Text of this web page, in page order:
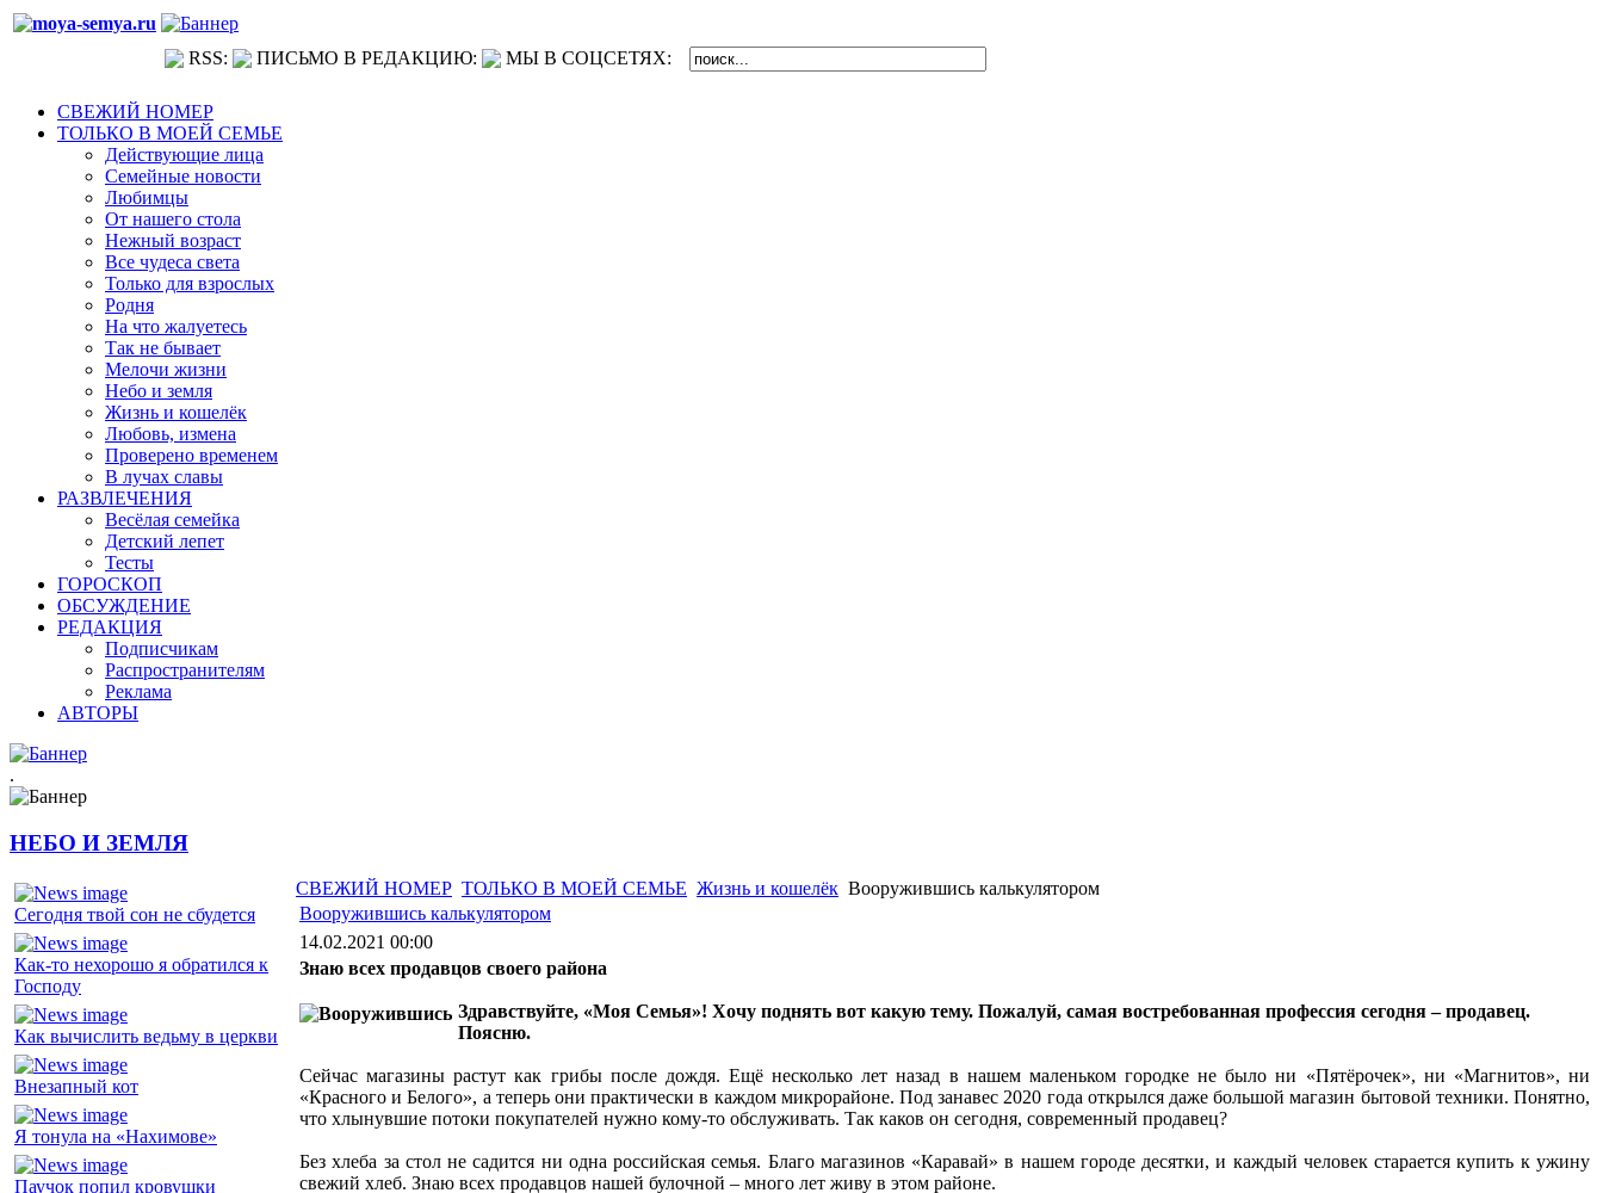
RSS: ПИСЬМО В РЕДАКЦИЮ: МЫ В СОЦСЕТЯХ:
СВЕЖИЙ НОМЕР
ТОЛЬКО В МОЕЙ СЕМЬЕ
Действующие лица
Семейные новости
Любимцы
От нашего стола
Нежный возраст
Все чудеса света
Только для взрослых
Родня
На что жалуетесь
Так не бывает
Мелочи жизни
Небо и земля
Жизнь и кошелёк
Любовь, измена
Проверено временем
В лучах славы
РАЗВЛЕЧЕНИЯ
Весёлая семейка
Детский лепет
Тесты
ГОРОСКОП
ОБСУЖДЕНИЕ
РЕДАКЦИЯ
Подписчикам
Распространителям
Реклама
АВТОРЫ
.
НЕБО И ЗЕМЛЯ
Сегодня твой сон не сбудется
Как-то нехорошо я обратился к
Господу
Как вычислить ведьму в церкви
Внезапный кот
Я тонула на «Нахимове»
Паучок попил кровушки
СВЕЖИЙ НОМЕР ТОЛЬКО В МОЕЙ СЕМЬЕ Жизнь и кошелёк Вооружившись калькулятором
Вооружившись калькулятором
14.02.2021 00:00
Знаю всех продавцов своего района
Здравствуйте, «Моя Семья»! Хочу поднять вот какую тему. Пожалуй, самая востребованная профессия сегодня – продавец.
Поясню.
Сейчас магазины растут как грибы после дождя. Ещё несколько лет назад в нашем маленьком городке не было ни «Пятёрочек», ни «Магнитов», ни
«Красного и Белого», а теперь они практически в каждом микрорайоне. Под занавес 2020 года открылся даже большой магазин бытовой техники. Понятно,
что хлынувшие потоки покупателей нужно кому-то обслуживать. Так каков он сегодня, современный продавец?
Без хлеба за стол не садится ни одна российская семья. Благо магазинов «Каравай» в нашем городе десятки, и каждый человек старается купить к ужину
свежий хлеб. Знаю всех продавцов нашей булочной – много лет живу в этом районе.